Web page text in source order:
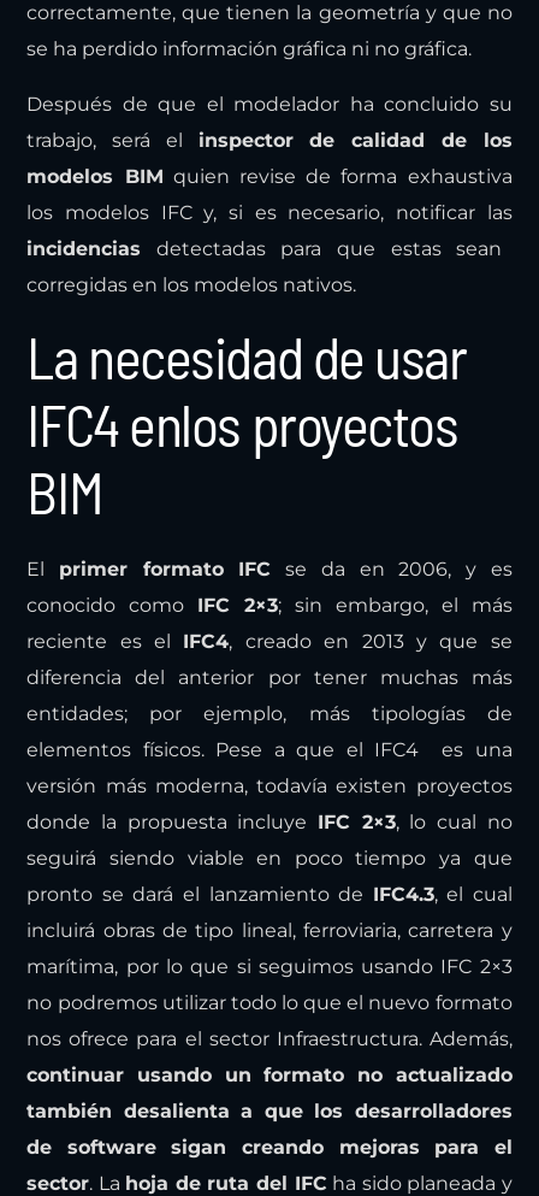
correctamente, que tienen la geometría y que no
se ha perdido información gráfica ni no gráfica.
Después de que el modelador ha concluido su
trabajo, será el inspector de calidad de los
modelos BIM quien revise de forma exhaustiva
los modelos IFC y, si es necesario, notificar las
incidencias detectadas para que estas sean
corregidas en los modelos nativos.
La necesidad de usar
IFC4 enlos proyectos
BIM
El primer formato IFC se da en 2006, y es
conocido como IFC 2×3; sin embargo, el más
reciente es el IFC4, creado en 2013 y que se
diferencia del anterior por tener muchas más
entidades; por ejemplo, más tipologías de
elementos físicos. Pese a que el IFC4 es una
versión más moderna, todavía existen proyectos
donde la propuesta incluye IFC 2×3, lo cual no
seguirá siendo viable en poco tiempo ya que
pronto se dará el lanzamiento de IFC4.3, el cual
incluirá obras de tipo lineal, ferroviaria, carretera y
marítima, por lo que si seguimos usando IFC 2×3
no podremos utilizar todo lo que el nuevo formato
nos ofrece para el sector Infraestructura. Además,
continuar usando un formato no actualizado
también desalienta a que los desarrolladores
de software sigan creando mejoras para el
sector. La hoja de ruta del IFC ha sido planeada y